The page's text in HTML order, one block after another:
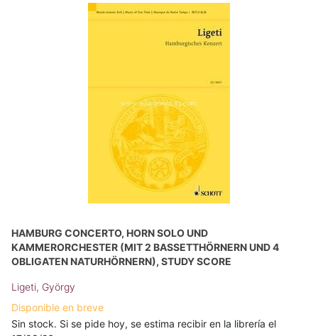
HAMBURG CONCERTO, HORN SOLO UND
KAMMERORCHESTER (MIT 2 BASSETTHÖRNERN UND 4
OBLIGATEN NATURHÖRNERN), STUDY SCORE
Ligeti, György
Disponible en breve
Sin stock. Si se pide hoy, se estima recibir en la librería el